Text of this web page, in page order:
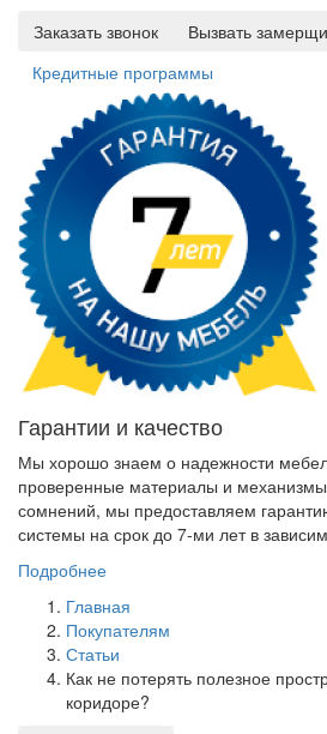
Заказать звонок
Вызвать
Кредитные программы
Гарантии и качество
Мы хорошо знаем о надежности
проверенные материалы и
сомнений, мы предоставляем
системы на срок до 7-ми лет в
Подробнее
Главная
Покупателям
Статьи
Как не потерять полезное
коридоре?